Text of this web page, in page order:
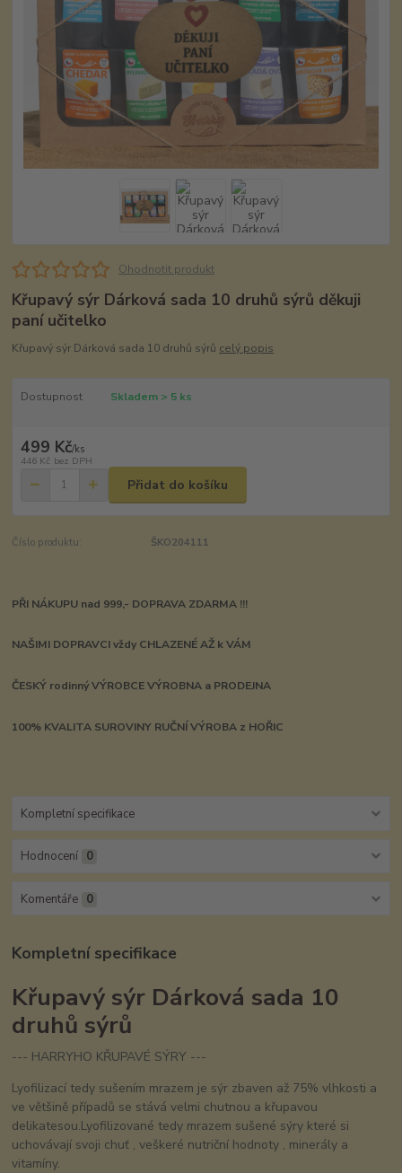
Ohodnotit produkt
Křupavý sýr Dárková sada 10 druhů sýrů děkuji
paní učitelko
Křupavý sýr Dárková sada 10 druhů sýrů celý popis
Dostupnost Skladem > 5 ks
499 Kč/ks
446 Kč bez DPH
Přidat do košíku
Číslo produktu: ŠKO204111
PŘI NÁKUPU nad 999,- DOPRAVA ZDARMA !!!
NAŠIMI DOPRAVCI vždy CHLAZENÉ AŽ k VÁM
ČESKÝ rodinný VÝROBCE VÝROBNA a PRODEJNA
100% KVALITA SUROVINY RUČNÍ VÝROBA z HOŘIC
Kompletní specifikace
Hodnocení 0
Komentáře 0
Kompletní specifikace
Křupavý sýr Dárková sada 10
druhů sýrů
--- HARRYHO KŘUPAVÉ SÝRY ---
Lyofilizací tedy sušením mrazem je sýr zbaven až 75% vlhkosti a
ve většině případů se stává velmi chutnou a křupavou
delikatesou.Lyofilizované tedy mrazem sušené sýry které si
uchovávají svoji chuť , veškeré nutriční hodnoty , minerály a
vitamíny.